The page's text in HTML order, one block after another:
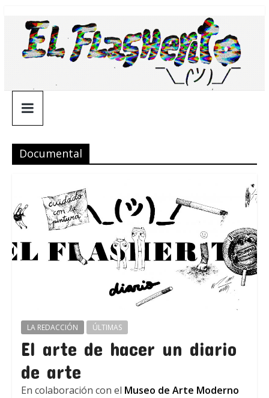
contenido
¯\_(ツ)_/
¯
Documental
LA REDACCIÓN ÚLTIMAS
El arte de hacer un diario
de arte
En colaboración con el Museo de Arte Moderno